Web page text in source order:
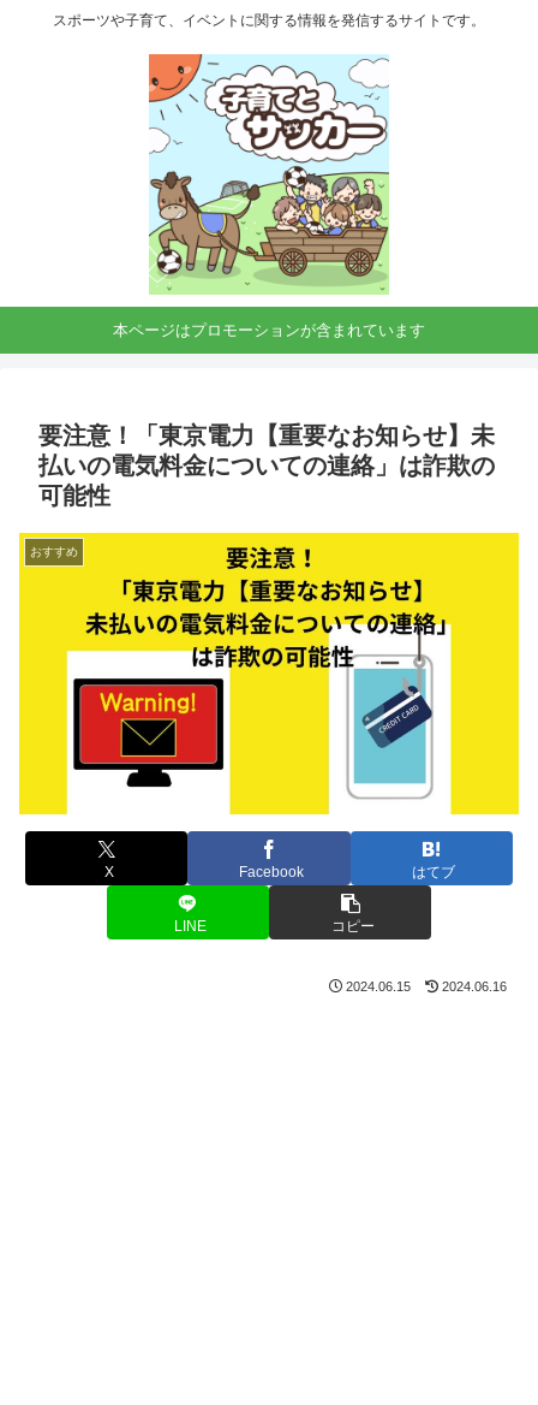
スポーツや子育て、イベントに関する情報を発信するサイトです。
本ページはプロモーションが含まれています
要注意！「東京電力【重要なお知らせ】未
払いの電気料金についての連絡」は詐欺の
可能性
おすすめ
X Facebook はてブ
LINE コピー
2024.06.15 2024.06.16